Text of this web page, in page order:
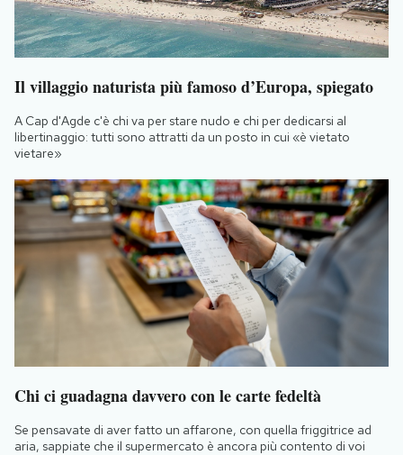
Il villaggio naturista più famoso d’Europa, spiegato
A Cap d'Agde c'è chi va per stare nudo e chi per dedicarsi al
libertinaggio: tutti sono attratti da un posto in cui «è vietato
vietare»
Chi ci guadagna davvero con le carte fedeltà
Se pensavate di aver fatto un affarone, con quella friggitrice ad
aria, sappiate che il supermercato è ancora più contento di voi